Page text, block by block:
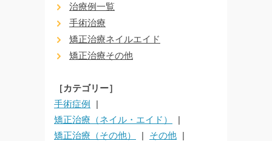
治療例一覧
手術治療
矯正治療ネイルエイド
矯正治療その他
［カテゴリー］
手術症例
矯正治療（ネイル・エイド）
矯正治療（その他）
その他